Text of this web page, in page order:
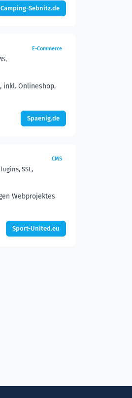
Camping-Sebnitz.de
E-Commerce
inkl. Onlineshop,
Spaenig.de
SSL,
CMS
Webprojektes
Sport-United.eu